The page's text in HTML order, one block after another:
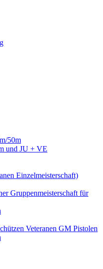
50m
und JU + VE
Einzelmeisterschaft)
Gruppenmeisterschaft für
Veteranen GM Pistolen